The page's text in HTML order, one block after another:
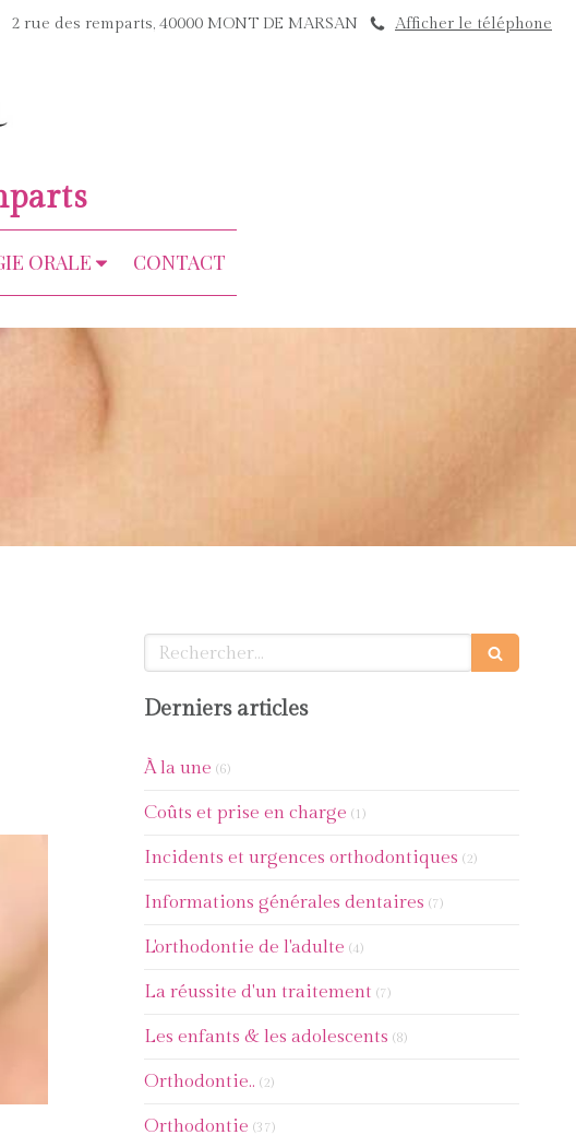
Afficher le téléphone
2 rue des remparts, 40000 MONT DE MARSAN
ORALE CONTACT
Rechercher
Derniers articles
À la une (6)Articles Count
Coûts et prise en charge (1)Articles Count
Incidents et urgences orthodontiques (2)Articles Count
Informations générales dentaires (7)Articles Count
L'orthodontie de l'adulte (4)Articles Count
La réussite d'un traitement (7)Articles Count
Les enfants & les adolescents (8)Articles Count
Orthodontie.. (2)Articles Count
Orthodontie (37)Articles Count